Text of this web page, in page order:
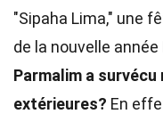
"Sipaha Lima," une
de la nouvelle année
Parmalim a
extérieures? En